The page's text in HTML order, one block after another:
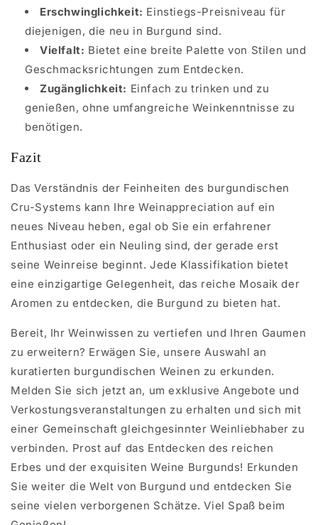
Erschwinglichkeit: Einstiegs-Preisniveau für
diejenigen, die neu in Burgund sind.
Vielfalt: Bietet eine breite Palette von Stilen und
Geschmacksrichtungen zum Entdecken.
Zugänglichkeit: Einfach zu trinken und zu
genießen, ohne umfangreiche Weinkenntnisse zu
benötigen.
Fazit
Das Verständnis der Feinheiten des burgundischen
Cru-Systems kann Ihre Weinappreciation auf ein
neues Niveau heben, egal ob Sie ein erfahrener
Enthusiast oder ein Neuling sind, der gerade erst
seine Weinreise beginnt. Jede Klassifikation bietet
eine einzigartige Gelegenheit, das reiche Mosaik der
Aromen zu entdecken, die Burgund zu bieten hat.
Bereit, Ihr Weinwissen zu vertiefen und Ihren Gaumen
zu erweitern? Erwägen Sie, unsere Auswahl an
kuratierten burgundischen Weinen zu erkunden.
Melden Sie sich jetzt an, um exklusive Angebote und
Verkostungsveranstaltungen zu erhalten und sich mit
einer Gemeinschaft gleichgesinnter Weinliebhaber zu
verbinden. Prost auf das Entdecken des reichen
Erbes und der exquisiten Weine Burgunds! Erkunden
Sie weiter die Welt von Burgund und entdecken Sie
seine vielen verborgenen Schätze. Viel Spaß beim